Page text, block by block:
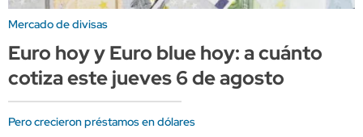
Mercado de divisas
Euro hoy y Euro blue hoy: a cuánto
cotiza este jueves 6 de agosto
Pero crecieron préstamos en dólares